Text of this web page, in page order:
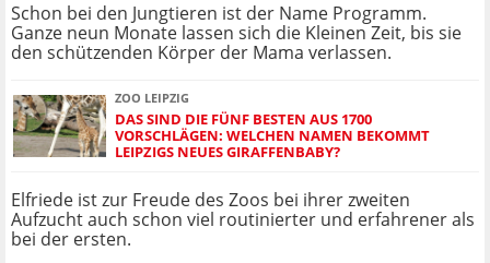
Schon bei den Jungtieren ist der Name Programm.
Ganze neun Monate lassen sich die Kleinen Zeit, bis sie
den schützenden Körper der Mama verlassen.
ZOO LEIPZIG
DAS SIND DIE FÜNF BESTEN AUS 1700
VORSCHLÄGEN: WELCHEN NAMEN BEKOMMT
LEIPZIGS NEUES GIRAFFENBABY?
Elfriede ist zur Freude des Zoos bei ihrer zweiten
Aufzucht auch schon viel routinierter und erfahrener als
bei der ersten.